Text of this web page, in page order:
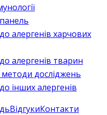
алергенів харчових
алергенів тварин
досліджень
інших алергенів
ВідгукиКонтакти